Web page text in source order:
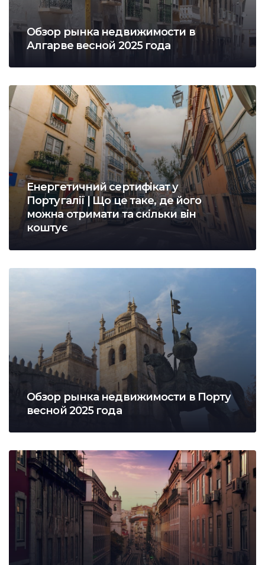
Обзор рынка недвижимости в
Алгарве весной 2025 года
Енергетичний сертифікат у
Португалії | Що це таке, де його
можна отримати та скільки він
коштує
Обзор рынка недвижимости в Порту
весной 2025 года